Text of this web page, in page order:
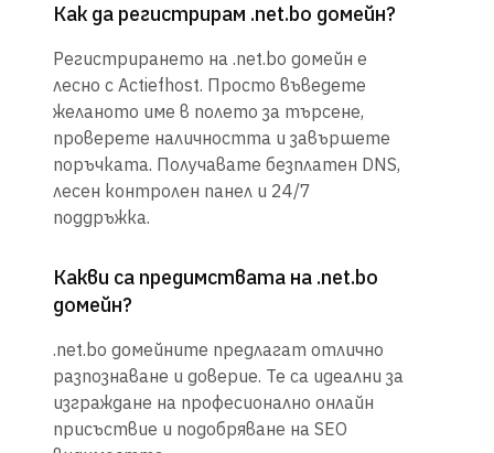
Как да регистрирам .net.bo домейн?
Регистрирането на .net.bo домейн е
лесно с Actiefhost. Просто въведете
желаното име в полето за търсене,
проверете наличността и завършете
поръчката. Получавате безплатен DNS,
лесен контролен панел и 24/7
поддръжка.
Какви са предимствата на .net.bo
домейн?
.net.bo домейните предлагат отлично
разпознаване и доверие. Те са идеални за
изграждане на професионално онлайн
присъствие и подобряване на SEO